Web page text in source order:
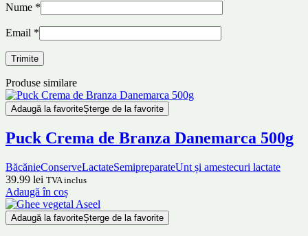
Nume *
Email *
Produse similare
Adaugă la favoriteȘterge de la favorite
Puck Crema de Branza Danemarca 500g
BăcănieConserveLactateSemipreparateUnt și amestecuri lactate
39.99 lei TVA inclus
Adaugă în coș
Adaugă la favoriteȘterge de la favorite